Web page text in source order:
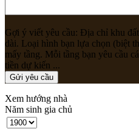
Gợi ý viết yêu cầu: Địa chỉ khu
dài. Loại hình bạn lựa chọn (biệt
mấy tầng. Mỗi tầng bạn yêu cầu
tiền dự kiến ...
Gửi yêu cầu
Xem hướng nhà
Năm sinh gia chủ